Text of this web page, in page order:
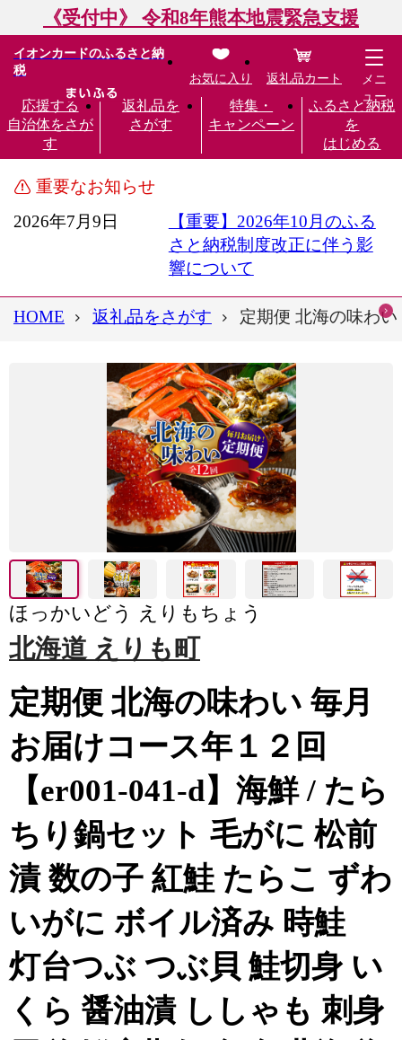
《受付中》 令和8年熊本地震緊急支援
イオンカードのふるさと納
税
応援する
自治体をさが
す
返礼品を
さがす
特集・
キャンペーン
ふるさと納税
を
はじめる
お気に入り 返礼品カート
メニ
ュー
重要なお知らせ
2026年7月9日
【重要】2026年10月のふる
さと納税制度改正に伴う影
響について
HOME 返礼品をさがす 定期便 北海の味わ
ほっかいどう えりもちょう
北海道 えりも町
定期便 北海の味わい 毎月
お届けコース年１２回
【er001-041-d】海鮮 / たら
ちり鍋セット 毛がに 松前
漬 数の子 紅鮭 たらこ ずわ
いがに ボイル済み 時鮭
灯台つぶ つぶ貝 鮭切身 い
くら 醤油漬 ししゃも 刺身